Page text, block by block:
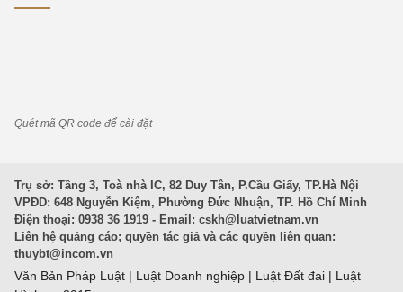
Quét mã QR code để cài đặt
Trụ sở: Tầng 3, Toà nhà IC, 82 Duy Tân, P.Cầu Giấy, TP.Hà Nội
VPĐD: 648 Nguyễn Kiệm, Phường Đức Nhuận, TP. Hồ Chí Minh
Điện thoại: 0938 36 1919 - Email: cskh@luatvietnam.vn
Liên hệ quảng cáo; quyền tác giả và các quyền liên quan:
thuybt@incom.vn
Văn Bản Pháp Luật | Luật Doanh nghiệp | Luật Đất đai | Luật